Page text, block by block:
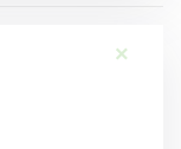
×